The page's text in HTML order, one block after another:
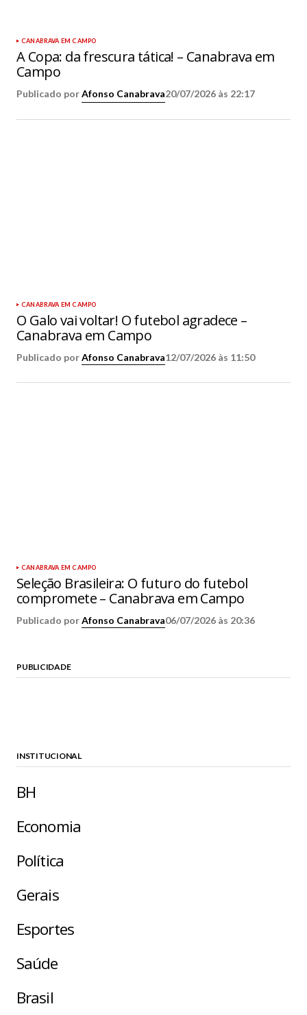
CANABRAVA EM CAMPO
A Copa: da frescura tática! – Canabrava em
Campo
Publicado porAfonso Canabrava20/07/2026 às 22:17
CANABRAVA EM CAMPO
O Galo vai voltar! O futebol agradece –
Canabrava em Campo
Publicado porAfonso Canabrava12/07/2026 às 11:50
CANABRAVA EM CAMPO
Seleção Brasileira: O futuro do futebol
compromete – Canabrava em Campo
Publicado porAfonso Canabrava06/07/2026 às 20:36
PUBLICIDADE
INSTITUCIONAL
BH
Economia
Política
Gerais
Esportes
Saúde
Brasil